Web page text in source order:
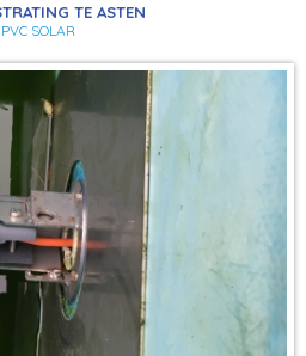
TE ASTEN
PVC SOLAR